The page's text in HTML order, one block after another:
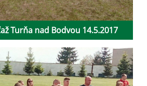
Turňa nad Bodvou 14.5.2017